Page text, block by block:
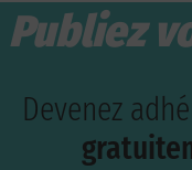
Publiez
Devenez